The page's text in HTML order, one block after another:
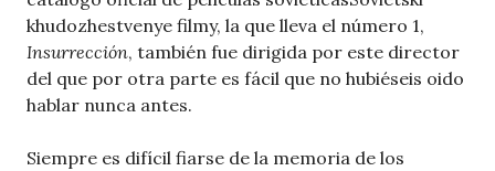
khudozhestvenye filmy, la que lleva el número 1,
Insurrección, también fue dirigida por este director
del que por otra parte es fácil que no hubiéseis oido
hablar nunca antes.
Siempre es difícil fiarse de la memoria de los